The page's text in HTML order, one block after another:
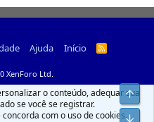
Ajuda Início
R
XenForo Ltd.
o conteúdo, adequar sua
se você se registrar.
com o uso de cookies.
Top